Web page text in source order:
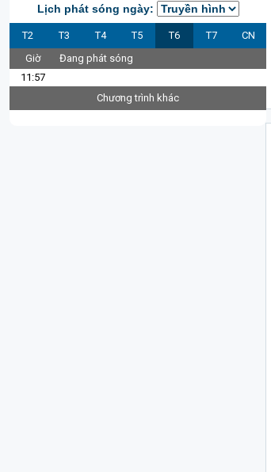
Lịch phát sóng ngày:
T2 T3 T4 T5 T6 T7
CN
Giờ
Đang phát sóng
11:57
Chương trình khác